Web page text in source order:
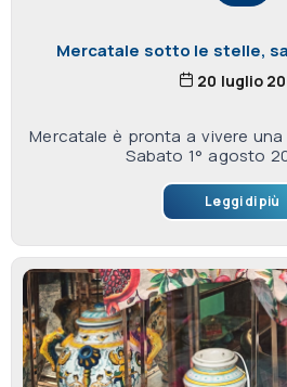
Mercatale sotto le stelle,
20 luglio
Mercatale è pronta a vivere
Sabato 1° agosto
Leggi di più